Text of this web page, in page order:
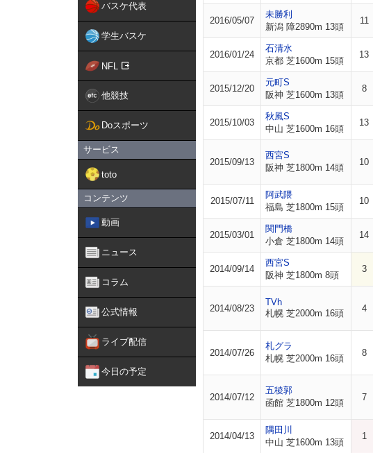
バスケ代表
学生バスケ
NFL
他競技
Doスポーツ
サービス
toto
コンテンツ
動画
ニュース
コラム
公式情報
ライブ配信
今日の予定
2016/05/07
未勝利
新潟 障2890m 13頭
11
2016/01/24
石清水
京都 芝1600m 15頭
13
2015/12/20
元町S
阪神 芝1600m 13頭
8
2015/10/03
秋風S
中山 芝1600m 16頭
13
2015/09/13
西宮S
阪神 芝1800m 14頭
10
2015/07/11
阿武隈
福島 芝1800m 15頭
10
2015/03/01
関門橋
小倉 芝1800m 14頭
14
2014/09/14
西宮S
阪神 芝1800m 8頭
3
2014/08/23
TVh
札幌 芝2000m 16頭
4
2014/07/26
札グラ
札幌 芝2000m 16頭
8
2014/07/12
五稜郭
函館 芝1800m 12頭
7
2014/04/13
隅田川
中山 芝1600m 13頭
1